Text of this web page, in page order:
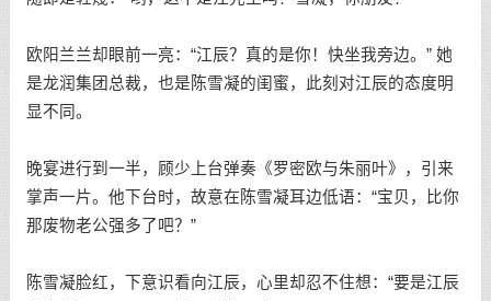
欧阳兰兰却眼前一亮：“江辰？真的是你！快坐我旁边。” 她
是龙润集团总裁，也是陈雪凝的闺蜜，此刻对江辰的态度明
显不同。
晚宴进行到一半，顾少上台弹奏《罗密欧与朱丽叶》，引来
掌声一片。他下台时，故意在陈雪凝耳边低语：“宝贝，比你
那废物老公强多了吧？”
陈雪凝脸红，下意识看向江辰，心里却忍不住想：“要是江辰